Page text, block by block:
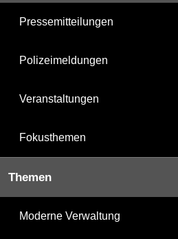
Pressemitteilungen
Polizeimeldungen
Veranstaltungen
Fokusthemen
Themen
Moderne Verwaltung